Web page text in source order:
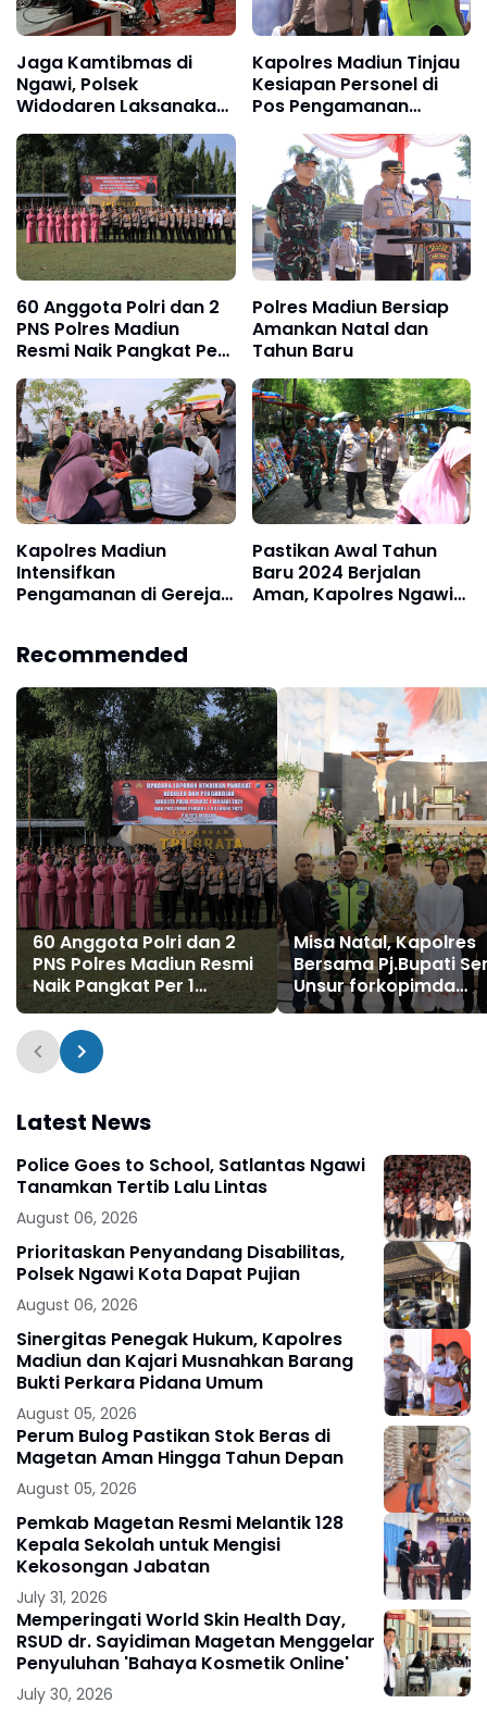
Jaga Kamtibmas di
Ngawi, Polsek
Widodaren Laksanakan
Patroli Dialogis
Kapolres Madiun Tinjau
Kesiapan Personel di
Pos Pengamanan
Jelang Hari Natal dan
Tahun Baru.
60 Anggota Polri dan 2
PNS Polres Madiun
Resmi Naik Pangkat Per
1 Januari 2024
Polres Madiun Bersiap
Amankan Natal dan
Tahun Baru
Kapolres Madiun
Intensifkan
Pengamanan di Gereja,
Pastikan Awal Tahun
Baru 2024 Berjalan
Aman, Kapolres Ngawi
Recommended
60 Anggota Polri dan 2
PNS Polres Madiun Resmi
Naik Pangkat Per 1
Januari 2024
Misa Natal, Kapolres
Bersama Pj.Bupati
Unsur forkopimda
Magetan Sambangi
Latest News
Police Goes to School, Satlantas Ngawi
Tanamkan Tertib Lalu Lintas
August 06, 2026
Prioritaskan Penyandang Disabilitas,
Polsek Ngawi Kota Dapat Pujian
August 06, 2026
Sinergitas Penegak Hukum, Kapolres
Madiun dan Kajari Musnahkan Barang
Bukti Perkara Pidana Umum
August 05, 2026
Perum Bulog Pastikan Stok Beras di
Magetan Aman Hingga Tahun Depan
August 05, 2026
Pemkab Magetan Resmi Melantik 128
Kepala Sekolah untuk Mengisi
Kekosongan Jabatan
July 31, 2026
Memperingati World Skin Health Day,
RSUD dr. Sayidiman Magetan Menggelar
Penyuluhan 'Bahaya Kosmetik Online'
July 30, 2026